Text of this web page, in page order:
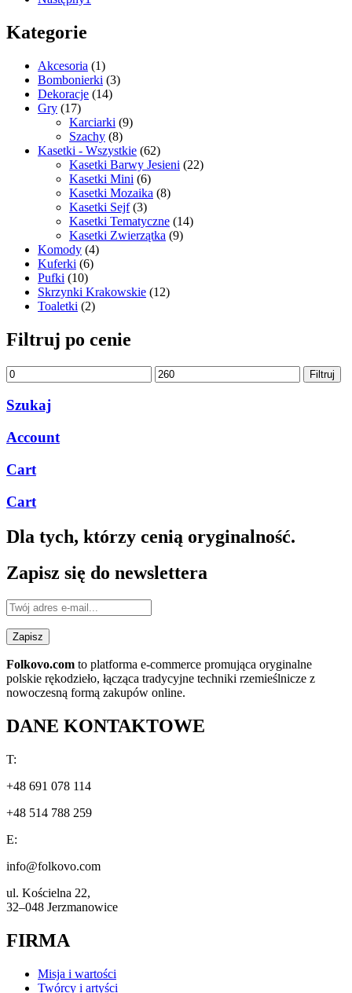
Kategorie
Akcesoria (1)
Bombonierki (3)
Dekoracje (14)
Gry (17)
Karciarki (9)
Szachy (8)
Kasetki - Wszystkie (62)
Kasetki Barwy Jesieni (22)
Kasetki Mini (6)
Kasetki Mozaika (8)
Kasetki Sejf (3)
Kasetki Tematyczne (14)
Kasetki Zwierzątka (9)
Komody (4)
Kuferki (6)
Pufki (10)
Skrzynki Krakowskie (12)
Toaletki (2)
Filtruj po cenie
Cena
min
Cena
max
Filtruj
Szukaj
Account
Cart
Cart
Dla tych, którzy cenią oryginalność.
Zapisz się do newslettera
Zapisz
Folkovo.com to platforma e-commerce promująca oryginalne
polskie rękodzieło, łącząca tradycyjne techniki rzemieślnicze z
nowoczesną formą zakupów online.
DANE KONTAKTOWE
T:
+48 691 078 114
+48 514 788 259
E:
info@folkovo.com
ul. Kościelna 22,
32–048 Jerzmanowice
FIRMA
Misja i wartości
Twórcy i artyści